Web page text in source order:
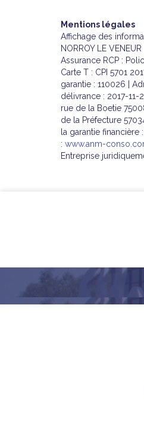
Mentions légales
Affichage des
NORROY LE
Assurance RCP :
Carte T : CPI 5701
garantie : 110026 |
délivrance : 2017-11-
rue de la Boetie
de la Préfecture
la garantie
: www.anm-
Entreprise